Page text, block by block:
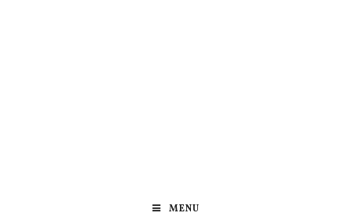
MENU